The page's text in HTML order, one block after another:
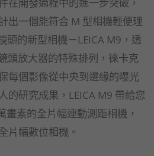
出一個能符合 M 型相機輕便理
頭的新型相機－LEICA M9，透
頭放大器的特殊排列，徠卡克
每個影像從中央到邊緣的曝光
的研究成果，LEICA M9 帶給您
素的全片幅連動測距相機，
片幅數位相機。